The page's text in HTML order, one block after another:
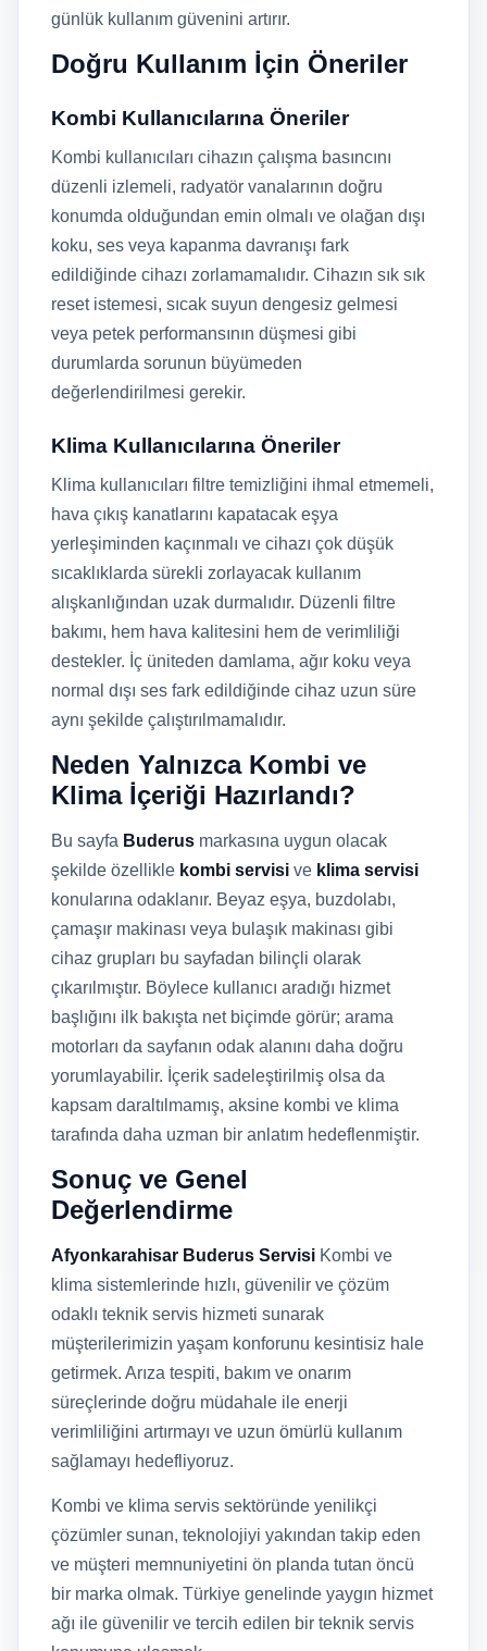
günlük kullanım güvenini artırır.
Doğru Kullanım İçin Öneriler
Kombi Kullanıcılarına Öneriler
Kombi kullanıcıları cihazın çalışma basıncını
düzenli izlemeli, radyatör vanalarının doğru
konumda olduğundan emin olmalı ve olağan dışı
koku, ses veya kapanma davranışı fark
edildiğinde cihazı zorlamamalıdır. Cihazın sık sık
reset istemesi, sıcak suyun dengesiz gelmesi
veya petek performansının düşmesi gibi
durumlarda sorunun büyümeden
değerlendirilmesi gerekir.
Klima Kullanıcılarına Öneriler
Klima kullanıcıları filtre temizliğini ihmal etmemeli,
hava çıkış kanatlarını kapatacak eşya
yerleşiminden kaçınmalı ve cihazı çok düşük
sıcaklıklarda sürekli zorlayacak kullanım
alışkanlığından uzak durmalıdır. Düzenli filtre
bakımı, hem hava kalitesini hem de verimliliği
destekler. İç üniteden damlama, ağır koku veya
normal dışı ses fark edildiğinde cihaz uzun süre
aynı şekilde çalıştırılmamalıdır.
Neden Yalnızca Kombi ve
Klima İçeriği Hazırlandı?
Bu sayfa Buderus markasına uygun olacak
şekilde özellikle kombi servisi ve klima servisi
konularına odaklanır. Beyaz eşya, buzdolabı,
çamaşır makinası veya bulaşık makinası gibi
cihaz grupları bu sayfadan bilinçli olarak
çıkarılmıştır. Böylece kullanıcı aradığı hizmet
başlığını ilk bakışta net biçimde görür; arama
motorları da sayfanın odak alanını daha doğru
yorumlayabilir. İçerik sadeleştirilmiş olsa da
kapsam daraltılmamış, aksine kombi ve klima
tarafında daha uzman bir anlatım hedeflenmiştir.
Sonuç ve Genel
Değerlendirme
Afyonkarahisar Buderus Servisi Kombi ve
klima sistemlerinde hızlı, güvenilir ve çözüm
odaklı teknik servis hizmeti sunarak
müşterilerimizin yaşam konforunu kesintisiz hale
getirmek. Arıza tespiti, bakım ve onarım
süreçlerinde doğru müdahale ile enerji
verimliliğini artırmayı ve uzun ömürlü kullanım
sağlamayı hedefliyoruz.
Kombi ve klima servis sektöründe yenilikçi
çözümler sunan, teknolojiyi yakından takip eden
ve müşteri memnuniyetini ön planda tutan öncü
bir marka olmak. Türkiye genelinde yaygın hizmet
ağı ile güvenilir ve tercih edilen bir teknik servis